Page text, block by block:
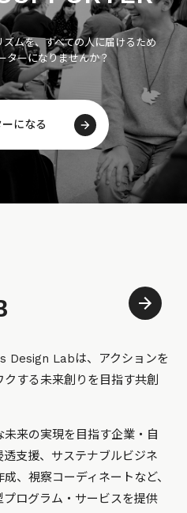
ムを、すべての人に届けるため
ターになりませんか？
になる
Design Labは、アクションを
する未来創りを目指す共創
来の実現を目指す企業・自
支援、サステナブルビジネ
、視察コーディネートなど、
ログラム・サービスを提供